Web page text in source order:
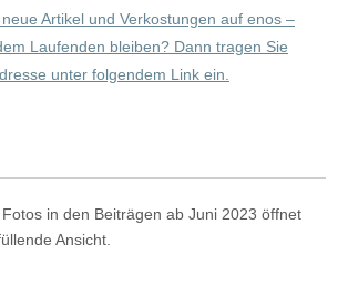
Artikel und Verkostungen auf enos –
Laufenden bleiben? Dann tragen Sie
unter folgendem Link ein.
in den Beiträgen ab Juni 2023 öffnet
Ansicht.